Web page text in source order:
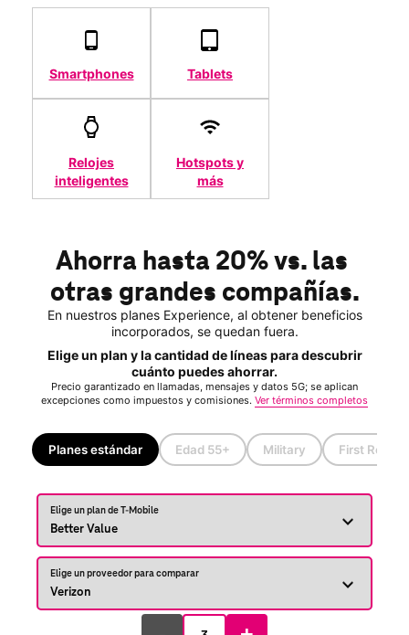
Smartphones Tablets
Relojes
inteligentes
Hotspots y
más